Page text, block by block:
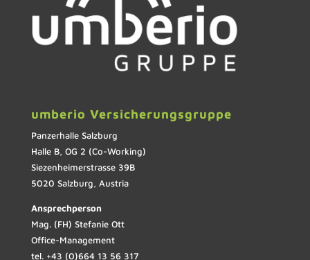
umberio Versicherungsgruppe
Panzerhalle Salzburg
Halle B, OG 2 (Co-Working)
Siezenheimerstrasse 39B
5020 Salzburg, Austria
Ansprechperson
Mag. (FH) Stefanie Ott
Office-Management
tel. +43 (0)664 13 56 317